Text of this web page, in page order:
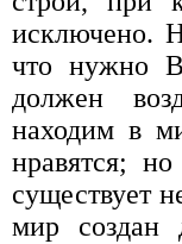
исключено.
что нужно
должен
находим в
нравятся;
существует
мир создан